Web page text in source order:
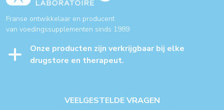
Franse ontwikkelaar en producent
van voedingssupplementen sinds 1989
Onze producten zijn verkrijgbaar bij elke
drugstore en therapeut.
VEELGESTELDE VRAGEN